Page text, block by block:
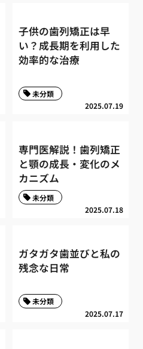
子供の歯列矯正は早
い？成長期を利用した
効率的な治療
2025.07.19
未分類
専門医解説！歯列矯正
と顎の成長・変化のメ
カニズム
2025.07.18
未分類
ガタガタ歯並びと私の
残念な日常
2025.07.17
未分類